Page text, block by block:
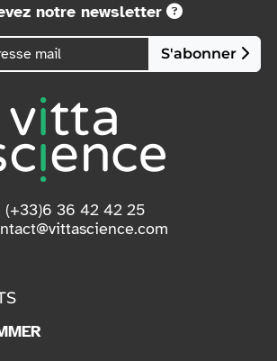
notre newsletter
S'abonner
(+33)6 36 42 42 25